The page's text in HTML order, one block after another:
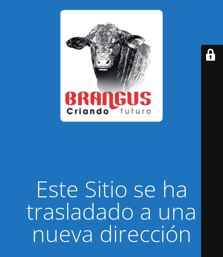
Este Sitio se ha
trasladado a una
nueva dirección